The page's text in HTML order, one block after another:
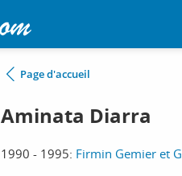
Page d'accueil
Aminata Diarra
1990 - 1995: Firmin Gemier et